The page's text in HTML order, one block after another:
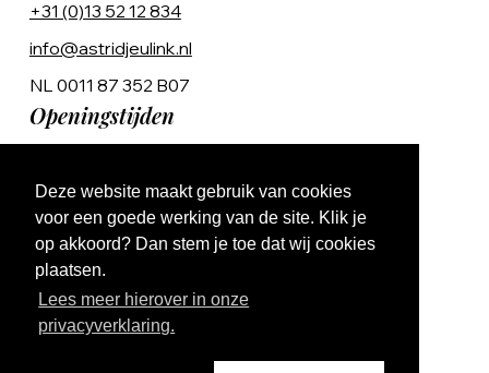
Deze website maakt gebruik van cookies
voor een goede werking van de site. Klik je
op akkoord? Dan stem je toe dat wij cookies
plaatsen.
Lees meer hierover in onze
privacyverklaring.
+31 (0)13 52 12 834
info@astridjeulink.nl
NL 0011 87 352 B07
Openingstijden
Ma t/m Vr 9:00 - 17:00
Website by The Cre8ion.Lab